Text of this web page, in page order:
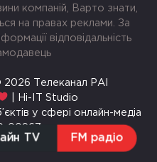
TV FM радіо
компаній, Варто знати,
на правах реклами. За
відповідальність
Телеканал РАІ
| Hi-IT Studio
у сфері онлайн-медіа
00967